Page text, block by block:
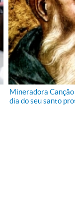
Mineradora
dia do seu santo